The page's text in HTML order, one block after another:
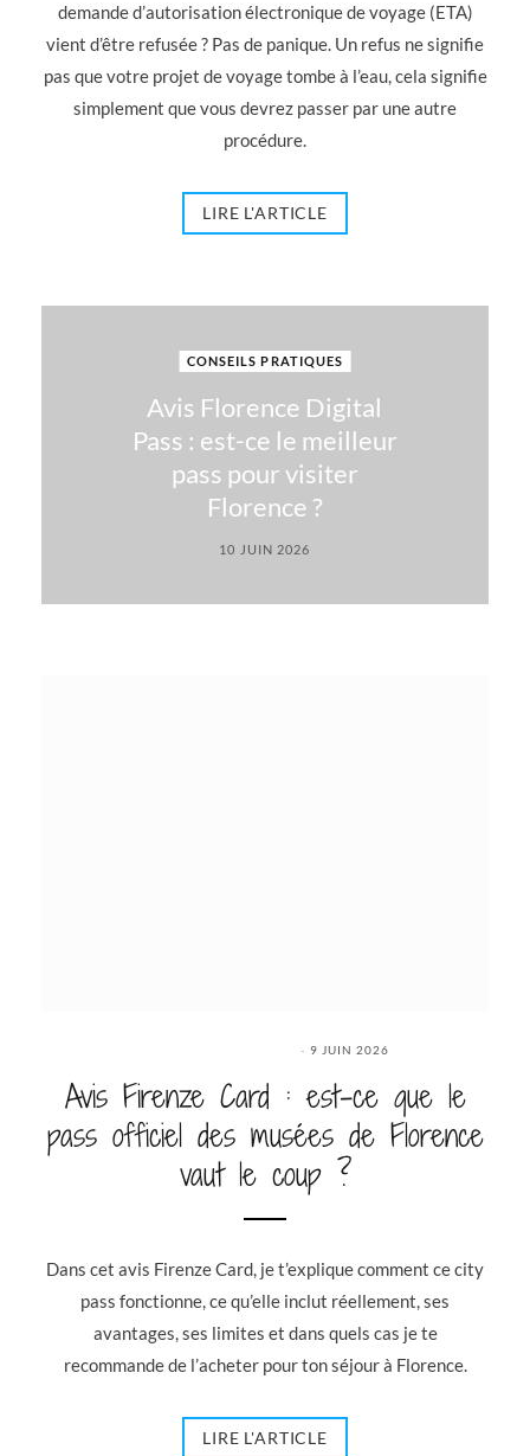
demande d’autorisation électronique de voyage (ETA)
vient d’être refusée ? Pas de panique. Un refus ne signifie
pas que votre projet de voyage tombe à l’eau, cela signifie
simplement que vous devrez passer par une autre
procédure.
LIRE L'ARTICLE
CONSEILS PRATIQUES
Avis Florence Digital
Pass : est-ce le meilleur
pass pour visiter
Florence ?
10 JUIN 2026
9 JUIN 2026
Avis Firenze Card : est-ce que le
pass officiel des musées de Florence
vaut le coup ?
Dans cet avis Firenze Card, je t’explique comment ce city
pass fonctionne, ce qu’elle inclut réellement, ses
avantages, ses limites et dans quels cas je te
recommande de l’acheter pour ton séjour à Florence.
LIRE L'ARTICLE